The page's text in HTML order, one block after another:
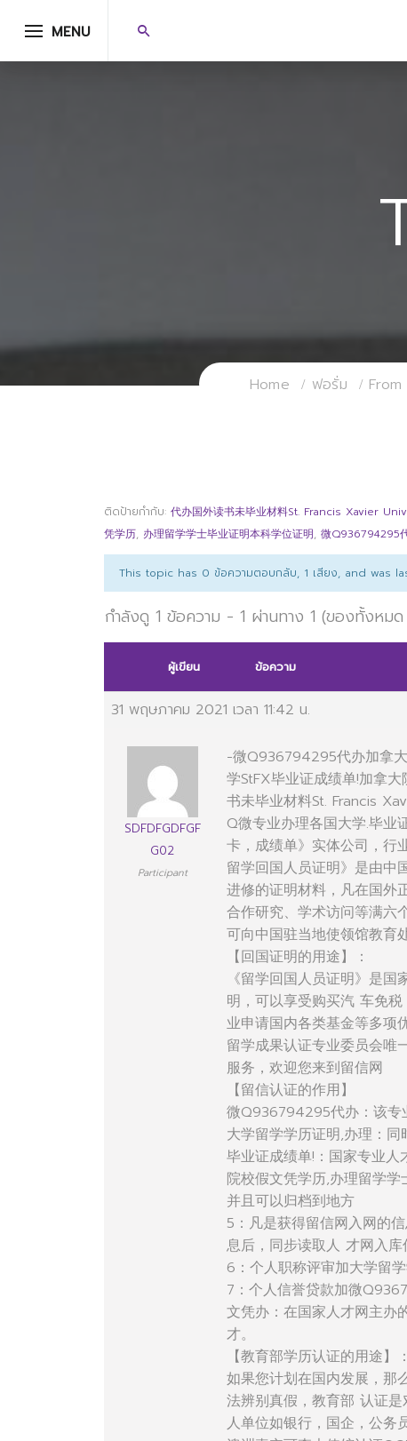
MENU
Home ฟอรั่ม
ติดป้ายกำกับ: 代办国外读书未毕业材料St. Francis Xavier
凭学历, 办理留学学士毕业证明本科学位证明, 微Q936794295
This topic has 0 ข้อความตอบกลับ, 1 เสียง, and was
กำลังดู 1 ข้อความ - 1 ผ่านทาง 1 (ของทั้งหมด
ผู้เขียน ข้อความ
31 พฤษภาคม 2021 เวลา 11:42 น.
SDFDFGDFGF
G02
Participant
-微Q936794295代办加拿
学StFX毕业证成绩单!加拿
书未毕业材料St. Francis
Q微专业办理各国大学.毕业
卡，成绩单》实体公司，行
留学回国人员证明》是由中
进修的证明材料，凡在国外
合作研究、学术访问等满六
可向中国驻当地使领馆教育
【回国证明的用途】：
《留学回国人员证明》是
明，可以享受购买汽 车免
业申请国内各类基金等多项
留学成果认证专业委员会唯
服务，欢迎您来到留信网
【留信认证的作用】
微Q936794295代办：该专
大学留学学历证明,办理：同
毕业证成绩单!：国家专业
院校假文凭学历,办理留学
并且可以归档到地方
5：凡是获得留信网入网的
息后，同步读取人 才网入库
6：个人职称评审加大学留
7：个人信誉贷款加微
文凭办：在国家人才网主办
才。
【教育部学历认证的用途】：
如果您计划在国内发展，那
法辨别真假，教育部 认证
人单位如银行，国企，公务